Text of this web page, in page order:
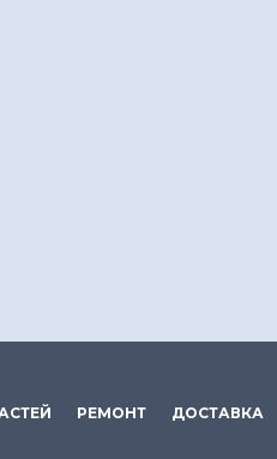
РЕМОНТ ДОСТАВКА